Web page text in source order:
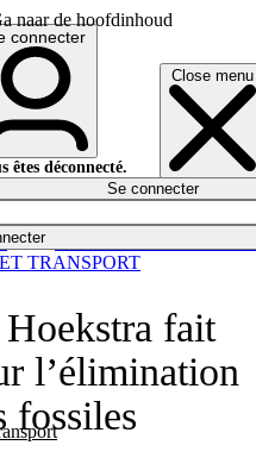
naar de hoofdinhoud
Close menu
connecter
êtes déconnecté.
Se connecter
fait
l’élimination
fossiles
TRANSPORT